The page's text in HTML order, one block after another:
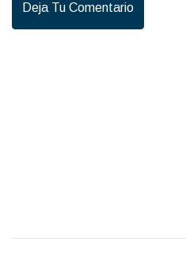
Deja Tu Comentario